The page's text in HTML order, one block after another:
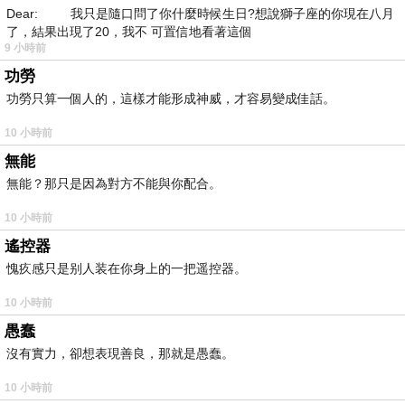
Dear: 我只是隨口問了你什麼時候生日?想說獅子座的你現在八月
了，結果出現了20，我不 可置信地看著這個
9 小時前
功勞
功勞只算一個人的，這樣才能形成神威，才容易變成佳話。
10 小時前
無能
無能？那只是因為對方不能與你配合。
10 小時前
遙控器
愧疚感只是别人装在你身上的一把遥控器。
10 小時前
愚蠢
沒有實力，卻想表現善良，那就是愚蠢。
10 小時前